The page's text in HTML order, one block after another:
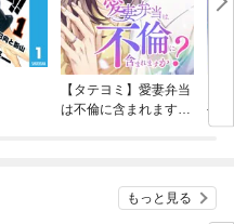
【タテヨミ】愛妻弁当
は不倫に含まれます
手
もっと見る